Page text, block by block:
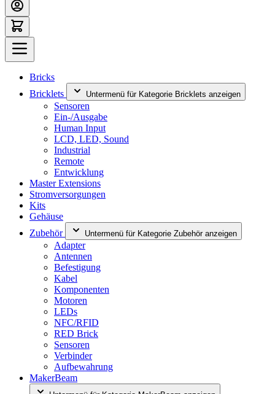
Bricks
Bricklets
Untermenü für Kategorie Bricklets anzeigen
Sensoren
Ein-/Ausgabe
Human Input
LCD, LED, Sound
Industrial
Remote
Entwicklung
Master Extensions
Stromversorgungen
Kits
Gehäuse
Zubehör
Untermenü für Kategorie Zubehör anzeigen
Adapter
Antennen
Befestigung
Kabel
Komponenten
Motoren
LEDs
NFC/RFID
RED Brick
Sensoren
Verbinder
Aufbewahrung
MakerBeam